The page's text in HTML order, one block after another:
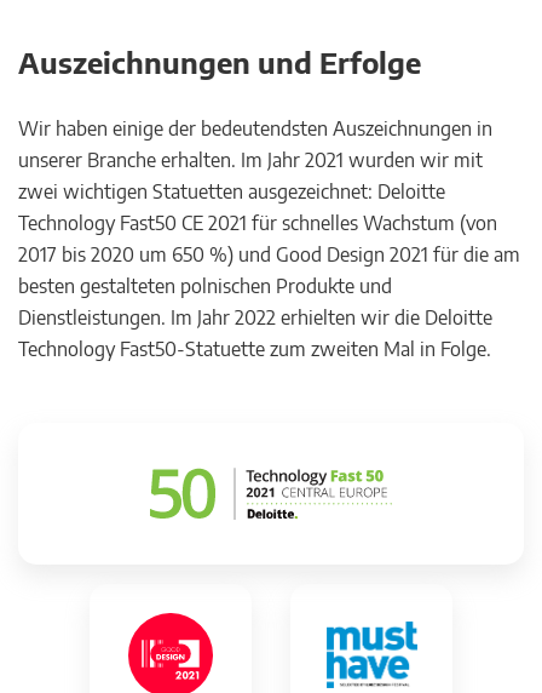
Auszeichnungen und Erfolge
Wir haben einige der bedeutendsten Auszeichnungen in
unserer Branche erhalten. Im Jahr 2021 wurden wir mit
zwei wichtigen Statuetten ausgezeichnet: Deloitte
Technology Fast50 CE 2021 für schnelles Wachstum (von
2017 bis 2020 um 650 %) und Good Design 2021 für die am
besten gestalteten polnischen Produkte und
Dienstleistungen. Im Jahr 2022 erhielten wir die Deloitte
Technology Fast50-Statuette zum zweiten Mal in Folge.